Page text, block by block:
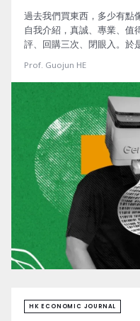
過去我們買東西，多少有點
自我介紹，真誠、專業、值
評、回購三次、閉眼入。於
後，事情開始變得微妙。圖
讓大模型寫得比老闆本人還
驗」變成「真實語言模型體
Prof. Guojun HE
HK ECONOMIC JOURNAL